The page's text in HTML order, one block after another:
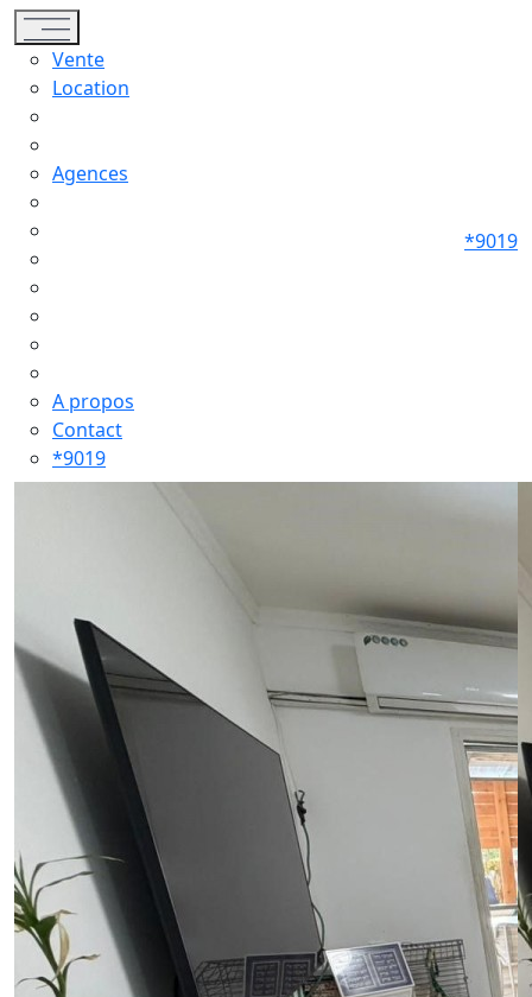
Toggle navigation
Vente
Location
Agences
A propos
Contact
*9019
*9019